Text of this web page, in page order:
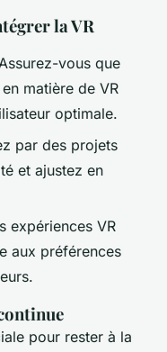
la VR
vous que
matière de VR
optimale.
par des projets
et ajustez en
expériences VR
aux préférences
pour rester à la